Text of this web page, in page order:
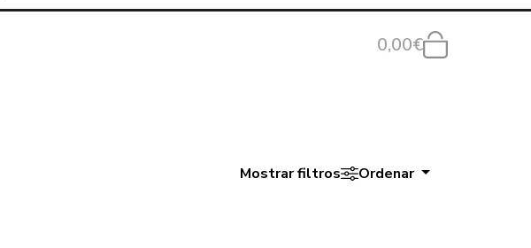
0,00€
Mostrar filtros Ordenar